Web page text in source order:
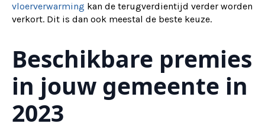
vloerverwarming kan de terugverdientijd verder worden
verkort. Dit is dan ook meestal de beste keuze.
Beschikbare premies
in jouw gemeente in
2023